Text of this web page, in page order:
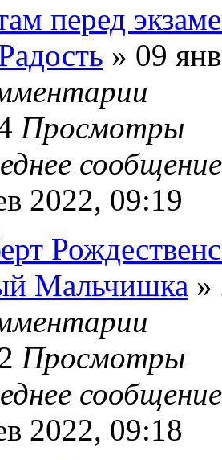
перед
» 09
Просмотры
2022, 09:19
Мальчишка »
Просмотры
2022, 09:18